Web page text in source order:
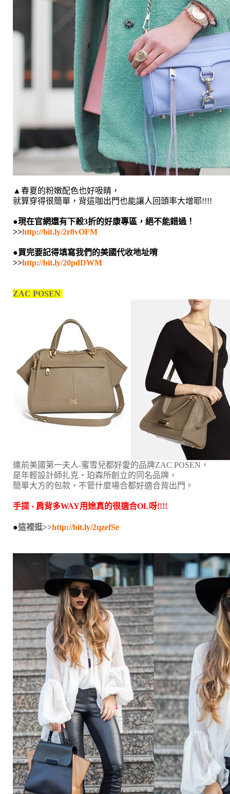
▲春夏的粉嫩配色也好吸睛，
就算穿得很簡單，背這咖出門也能讓人回頭率大增耶!!!!
●現在官網還有下殺3折的好康專區，絕不能錯過！
>>http://bit.ly/2r8vOFM
●買完要記得填寫我們的美國代收地址唷
>>http://bit.ly/20pdDWM
ZAC POSEN
連前美國第一夫人-蜜雪兒都好愛的品牌ZAC POSEN，
是年輕設計師扎克・珀森所創立的同名品牌，
簡單大方的包款，不管什麼場合都好適合背出門。
手提 、 肩背多WAY用途真的很適合OL呀!!!!
●這裡逛>>http://bit.ly/2qzefSe